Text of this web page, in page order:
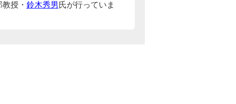
授・ 鈴木秀男 氏が行っていま